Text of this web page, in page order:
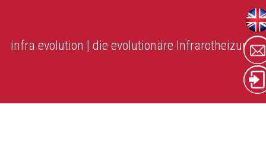
infra evolution | die evolutionäre Infrarotheizung